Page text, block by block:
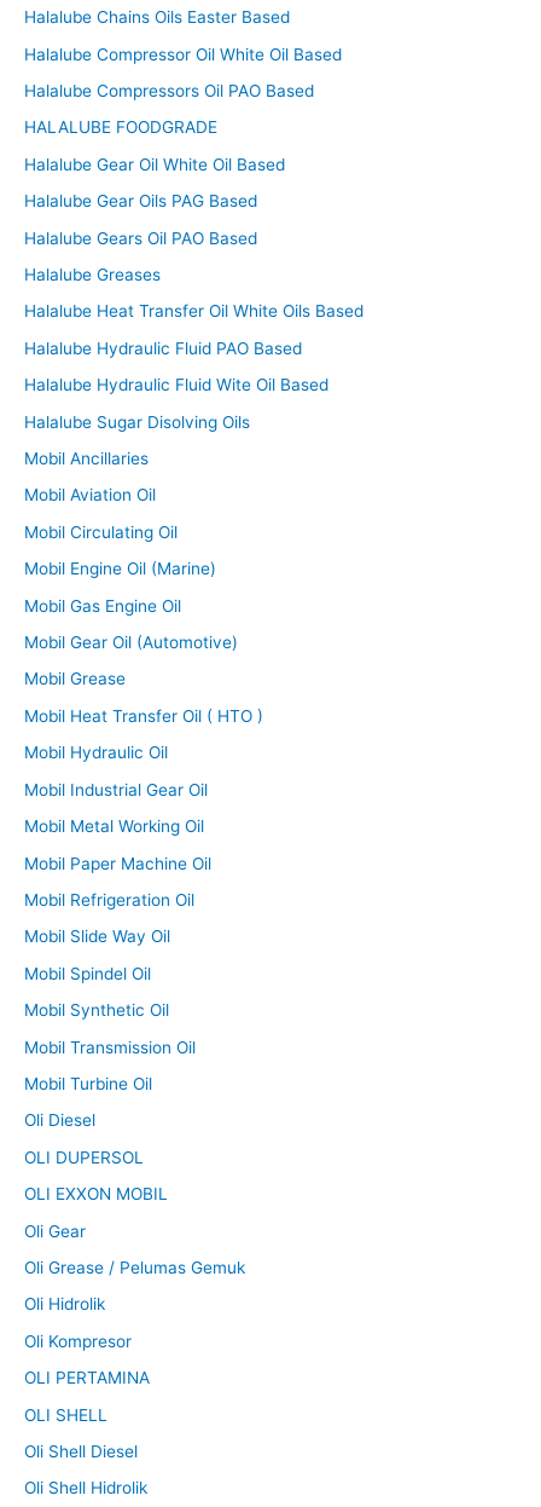
Halalube Chains Oils Easter Based
Halalube Compressor Oil White Oil Based
Halalube Compressors Oil PAO Based
HALALUBE FOODGRADE
Halalube Gear Oil White Oil Based
Halalube Gear Oils PAG Based
Halalube Gears Oil PAO Based
Halalube Greases
Halalube Heat Transfer Oil White Oils Based
Halalube Hydraulic Fluid PAO Based
Halalube Hydraulic Fluid Wite Oil Based
Halalube Sugar Disolving Oils
Mobil Ancillaries
Mobil Aviation Oil
Mobil Circulating Oil
Mobil Engine Oil (Marine)
Mobil Gas Engine Oil
Mobil Gear Oil (Automotive)
Mobil Grease
Mobil Heat Transfer Oil ( HTO )
Mobil Hydraulic Oil
Mobil Industrial Gear Oil
Mobil Metal Working Oil
Mobil Paper Machine Oil
Mobil Refrigeration Oil
Mobil Slide Way Oil
Mobil Spindel Oil
Mobil Synthetic Oil
Mobil Transmission Oil
Mobil Turbine Oil
Oli Diesel
OLI DUPERSOL
OLI EXXON MOBIL
Oli Gear
Oli Grease / Pelumas Gemuk
Oli Hidrolik
Oli Kompresor
OLI PERTAMINA
OLI SHELL
Oli Shell Diesel
Oli Shell Hidrolik